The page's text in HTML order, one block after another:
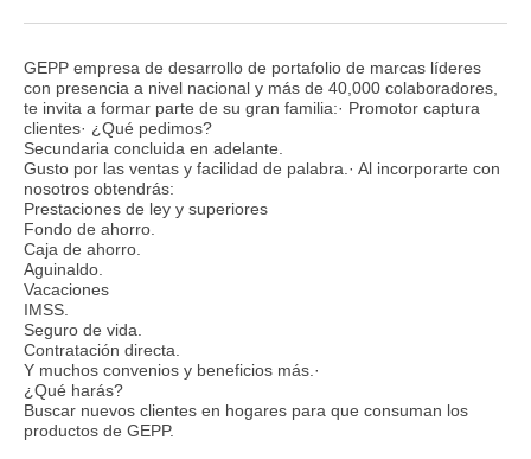
GEPP empresa de desarrollo de portafolio de marcas líderes
con presencia a nivel nacional y más de 40,000 colaboradores,
te invita a formar parte de su gran familia:· Promotor captura
clientes· ¿Qué pedimos?
Secundaria concluida en adelante.
Gusto por las ventas y facilidad de palabra.· Al incorporarte con
nosotros obtendrás:
Prestaciones de ley y superiores
Fondo de ahorro.
Caja de ahorro.
Aguinaldo.
Vacaciones
IMSS.
Seguro de vida.
Contratación directa.
Y muchos convenios y beneficios más.·
¿Qué harás?
Buscar nuevos clientes en hogares para que consuman los
productos de GEPP.